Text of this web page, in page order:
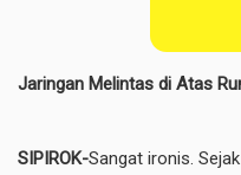
Jaringan Melintas di Atas
SIPIROK-Sangat ironis.